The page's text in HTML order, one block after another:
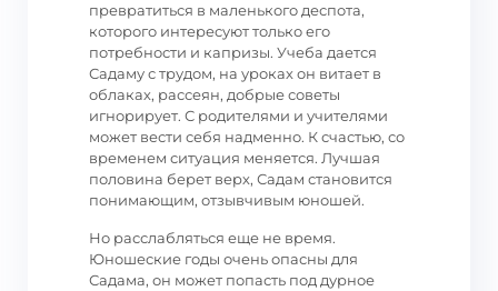
превратиться в маленького деспота,
которого интересуют только его
потребности и капризы. Учеба дается
Садаму с трудом, на уроках он витает в
облаках, рассеян, добрые советы
игнорирует. С родителями и учителями
может вести себя надменно. К счастью, со
временем ситуация меняется. Лучшая
половина берет верх, Садам становится
понимающим, отзывчивым юношей.
Но расслабляться еще не время.
Юношеские годы очень опасны для
Садама, он может попасть под дурное